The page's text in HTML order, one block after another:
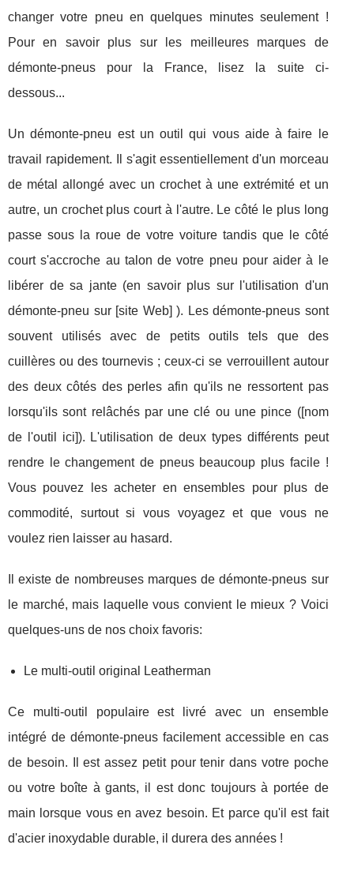
changer votre pneu en quelques minutes seulement !
Pour en savoir plus sur les meilleures marques de
démonte-pneus pour la France, lisez la suite ci-
dessous...
Un démonte-pneu est un outil qui vous aide à faire le
travail rapidement. Il s'agit essentiellement d'un morceau
de métal allongé avec un crochet à une extrémité et un
autre, un crochet plus court à l'autre. Le côté le plus long
passe sous la roue de votre voiture tandis que le côté
court s'accroche au talon de votre pneu pour aider à le
libérer de sa jante (en savoir plus sur l'utilisation d'un
démonte-pneu sur [site Web] ). Les démonte-pneus sont
souvent utilisés avec de petits outils tels que des
cuillères ou des tournevis ; ceux-ci se verrouillent autour
des deux côtés des perles afin qu'ils ne ressortent pas
lorsqu'ils sont relâchés par une clé ou une pince ([nom
de l'outil ici]). L'utilisation de deux types différents peut
rendre le changement de pneus beaucoup plus facile !
Vous pouvez les acheter en ensembles pour plus de
commodité, surtout si vous voyagez et que vous ne
voulez rien laisser au hasard.
Il existe de nombreuses marques de démonte-pneus sur
le marché, mais laquelle vous convient le mieux ? Voici
quelques-uns de nos choix favoris:
Le multi-outil original Leatherman
Ce multi-outil populaire est livré avec un ensemble
intégré de démonte-pneus facilement accessible en cas
de besoin. Il est assez petit pour tenir dans votre poche
ou votre boîte à gants, il est donc toujours à portée de
main lorsque vous en avez besoin. Et parce qu'il est fait
d'acier inoxydable durable, il durera des années !